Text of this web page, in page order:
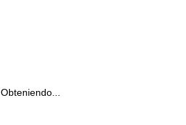
Obteniendo...